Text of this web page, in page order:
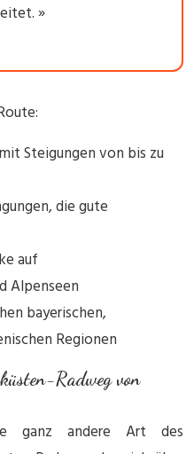
»
Steigungen von bis zu
die gute
auf
Alpenseen
bayerischen,
Regionen
Radweg von
ganz andere Art des